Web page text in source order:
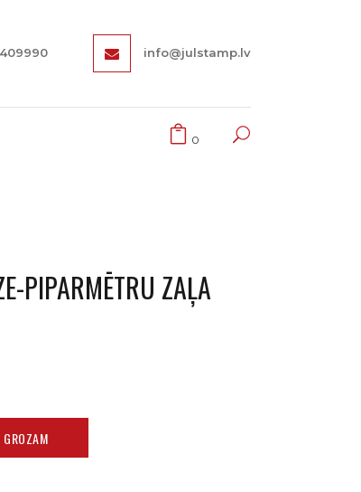
info@julstamp.lv
0
PIPARMĒTRU ZAĻA
GROZAM